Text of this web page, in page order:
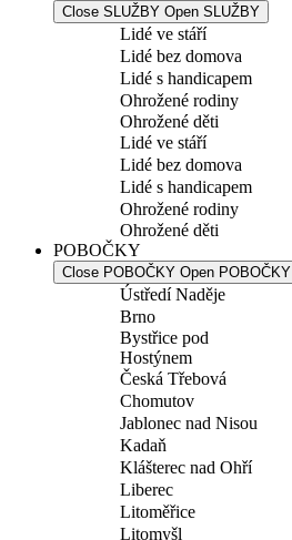
Close SLUŽBY Open SLUŽBY
Lidé ve stáří
Lidé bez domova
Lidé s handicapem
Ohrožené rodiny
Ohrožené děti
Lidé ve stáří
Lidé bez domova
Lidé s handicapem
Ohrožené rodiny
Ohrožené děti
POBOČKY
Close POBOČKY Open POBOČKY
Ústředí Naděje
Brno
Bystřice pod
Hostýnem
Česká Třebová
Chomutov
Jablonec nad Nisou
Kadaň
Klášterec nad Ohří
Liberec
Litoměřice
Litomyšl